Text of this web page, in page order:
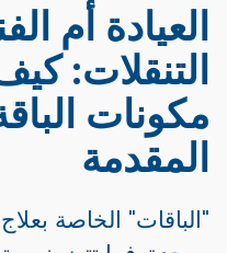
العيادة أم
التنقلات:
مكونات
المقدمة
"الباقات" الخاصة